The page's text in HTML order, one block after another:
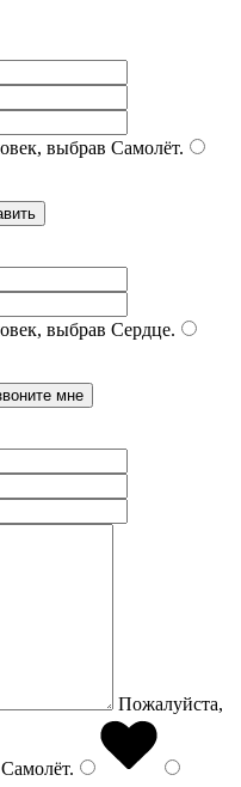
выбрав Самолёт.
выбрав Сердце.
Пожалуйста,
Самолёт.